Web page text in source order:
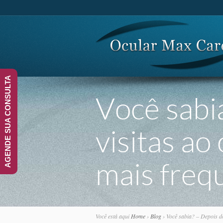
Você
visitas ao
mais
Você está aqui Home › Blog › Você sabia? – Depois
AGENDE SUA CONSULTA